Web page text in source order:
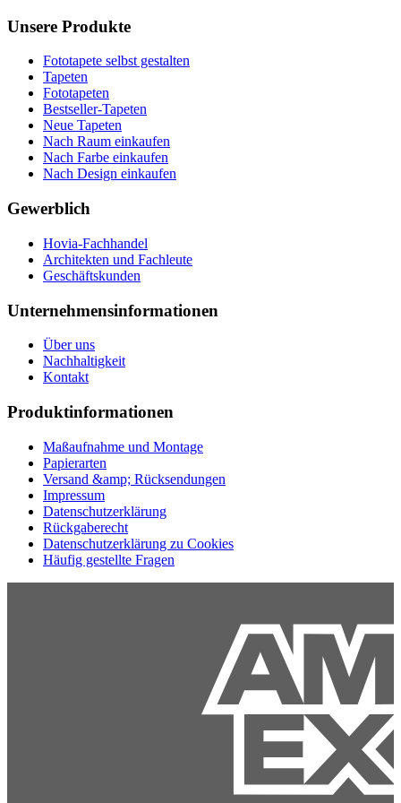
Unsere Produkte
Fototapete selbst gestalten
Tapeten
Fototapeten
Bestseller-Tapeten
Neue Tapeten
Nach Raum einkaufen
Nach Farbe einkaufen
Nach Design einkaufen
Gewerblich
Hovia-Fachhandel
Architekten und Fachleute
Geschäftskunden
Unternehmensinformationen
Über uns
Nachhaltigkeit
Kontakt
Produktinformationen
Maßaufnahme und Montage
Papierarten
Versand &amp; Rücksendungen
Impressum
Datenschutzerklärung
Rückgaberecht
Datenschutzerklärung zu Cookies
Häufig gestellte Fragen